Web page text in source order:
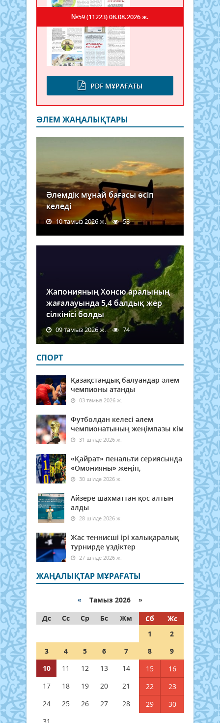
PDF МҰРАҒАТЫ
№59 (11223)08.08.2026 ж.
ӘЛЕМ ЖАҢАЛЫҚТАРЫ
Әлемдік мұнай бағасы өсіп
келеді
10 тамыз 2026 ж. 58
Жапонияның Хонсю аралының
жағалауында 5,4 балдық жер
сілкінісі болды
09 тамыз 2026 ж. 74
СПОРТ
Қазақстандық балуандар әлем
чемпионы атанды
03 тамыз 2026 ж.
Футболдан келесі әлем
чемпионатының жеңімпазы кім
31 шілде 2026 ж.
«Қайрат» пенальти сериясында
«Омонияны» жеңіп,
30 шілде 2026 ж.
Айзере шахматтан қос алтын
алды
28 шілде 2026 ж.
Жас теннисші ірі халықаралық
турнирде үздіктер
27 шілде 2026 ж.
ЖАҢАЛЫҚТАР МҰРАҒАТЫ
« Тамыз 2026 »
Дс
Сс Ср Бс Жм Сб
Жс
1
2
3
4 5 6 7 8
9
10
11 12 13 14 15
16
17
18 19 20 21 22
23
24
25 26 27 28 29
30